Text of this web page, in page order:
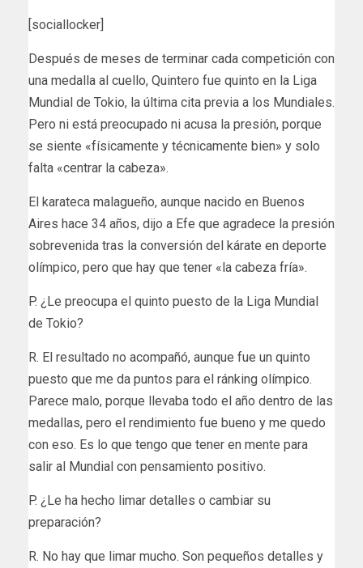
[sociallocker]
Después de meses de terminar cada competición con
una medalla al cuello, Quintero fue quinto en la Liga
Mundial de Tokio, la última cita previa a los Mundiales.
Pero ni está preocupado ni acusa la presión, porque
se siente «físicamente y técnicamente bien» y solo
falta «centrar la cabeza».
El karateca malagueño, aunque nacido en Buenos
Aires hace 34 años, dijo a Efe que agradece la presión
sobrevenida tras la conversión del kárate en deporte
olímpico, pero que hay que tener «la cabeza fría».
P. ¿Le preocupa el quinto puesto de la Liga Mundial
de Tokio?
R. El resultado no acompañó, aunque fue un quinto
puesto que me da puntos para el ránking olímpico.
Parece malo, porque llevaba todo el año dentro de las
medallas, pero el rendimiento fue bueno y me quedo
con eso. Es lo que tengo que tener en mente para
salir al Mundial con pensamiento positivo.
P. ¿Le ha hecho limar detalles o cambiar su
preparación?
R. No hay que limar mucho. Son pequeños detalles y